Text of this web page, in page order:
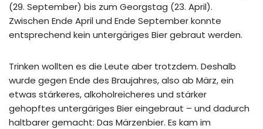
(29. September) bis zum Georgstag (23. April).
Zwischen Ende April und Ende September konnte
entsprechend kein untergäriges Bier gebraut werden.
Trinken wollten es die Leute aber trotzdem. Deshalb
wurde gegen Ende des Braujahres, also ab März, ein
etwas stärkeres, alkoholreicheres und stärker
gehopftes untergäriges Bier eingebraut – und dadurch
haltbarer gemacht: Das Märzenbier. Es kam im